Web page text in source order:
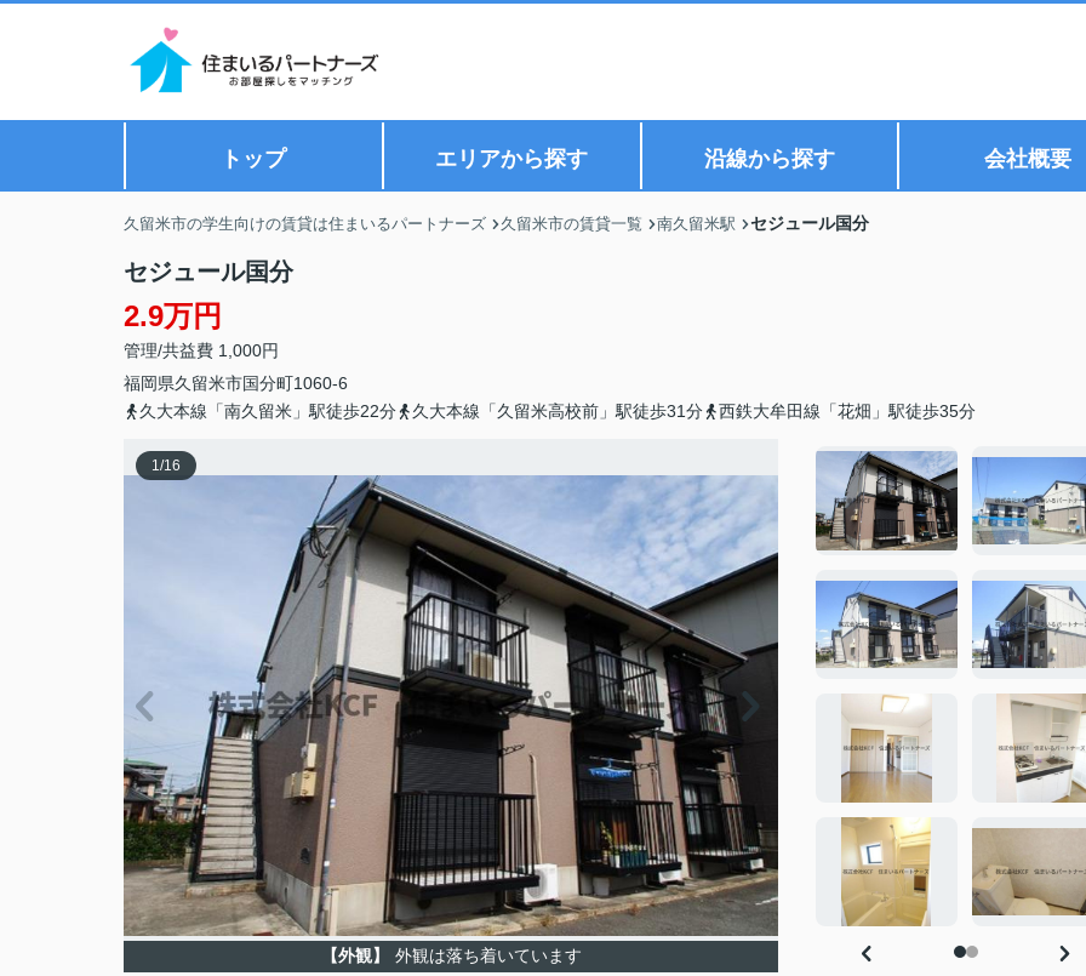
トップ エリアから探す 沿線から探す 会社概要
久留米市の学生向けの賃貸は住まいるパートナーズ 久留米市の賃貸一覧 南久留米駅 セジュール国分
セジュール国分
2.9万円
管理/共益費 1,000円
福岡県久留米市国分町1060-6
久大本線「南久留米」駅徒歩22分
久大本線「久留米高校前」駅徒歩31分 西鉄大牟田線「花畑」駅徒歩35分
1/16
【外観】 外観は落ち着いています